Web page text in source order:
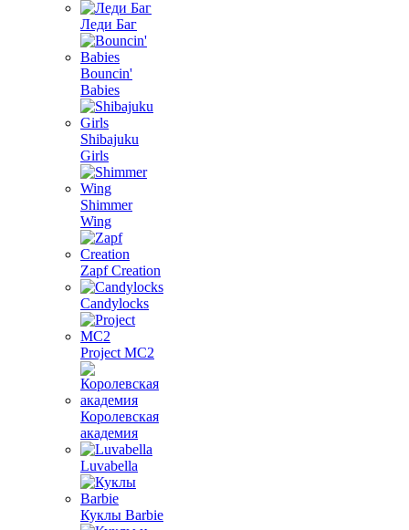
Леди Баг
Bouncin'
Babies
Shibajuku
Girls
Shimmer
Wing
Zapf Creation
Candylocks
Project MС2
Королевская
академия
Luvabella
Куклы Barbie